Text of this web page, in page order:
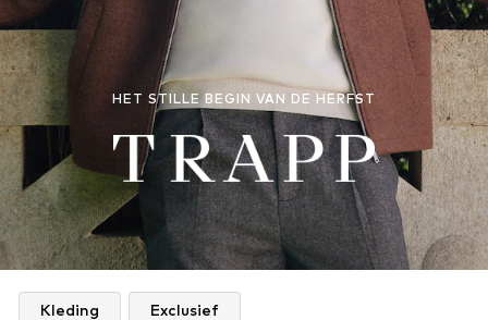
HET STILLE BEGIN VAN DE HERFST
Kleding Exclusief